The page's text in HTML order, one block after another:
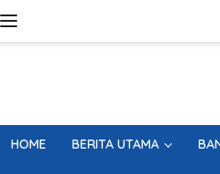
HOME BERITA UTAMA